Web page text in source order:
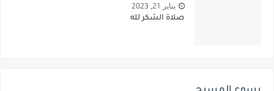
يناير 21, 2023
صلاة الشكر لله